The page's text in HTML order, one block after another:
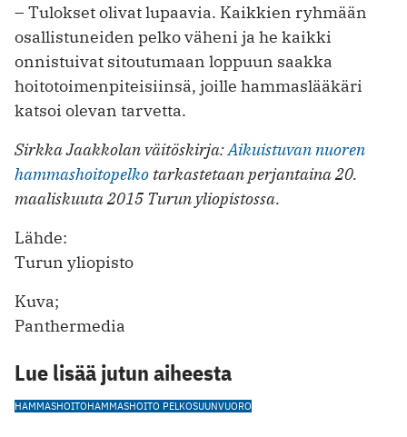
– Tulokset olivat lupaavia. Kaikkien ryhmään
osallistuneiden pelko väheni ja he kaikki
onnistuivat sitoutumaan loppuun saakka
hoitotoimenpiteisiinsä, joille hammaslääkäri
katsoi olevan tarvetta.
Sirkka Jaakkolan väitöskirja:Aikuistuvan nuoren
hammashoitopelko tarkastetaan perjantaina 20.
maaliskuuta 2015 Turun yliopistossa.
Lähde:
Turun yliopisto
Kuva;
Panthermedia
Lue lisää jutun aiheesta
HAMMASHOITOHAMMASHOITO PELKOSUUNVUORO